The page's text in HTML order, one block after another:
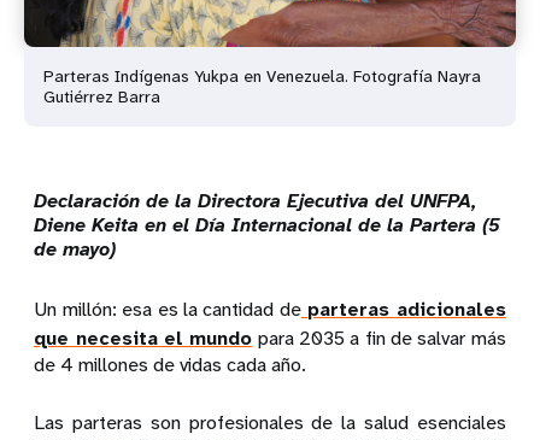
Parteras Indígenas Yukpa en Venezuela. Fotografía Nayra
Gutiérrez Barra
Declaración de la Directora Ejecutiva del UNFPA,
Diene Keita en el Día Internacional de la Partera (5
de mayo)
Un millón: esa es la cantidad departeras adicionales
que necesita el mundo para 2035 a fin de salvar más
de 4 millones de vidas cada año.
Las parteras son profesionales de la salud esenciales